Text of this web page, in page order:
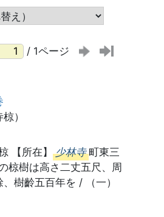
/ 1ページ
）
【所在】 少林寺 町東三
椋樹は高さ二丈五尺、周
樹齡五百年を / （一）